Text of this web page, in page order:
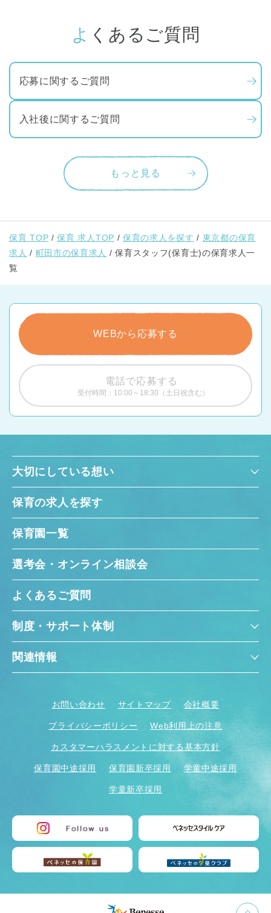
よくあるご質問
応募に関するご質問
入社後に関するご質問
もっと見る
保育 TOP 保育 求人TOP 保育の求人を探す
東京都の保育
求人
町田市の保育求人
保育スタッフ(保育士)の保育求人一
覧
WEBから応募する
電話で応募する
受付時間：10:00～18:30（土日祝含む）
大切にしている想い
保育の求人を探す
保育園一覧
選考会・オンライン相談会
よくあるご質問
制度・サポート体制
関連情報
お問い合わせ サイトマップ 会社概要
プライバシーポリシー Web利用上の注意
カスタマーハラスメントに対する基本方針
保育園中途採用 保育園新卒採用 学童中途採用
学童新卒採用